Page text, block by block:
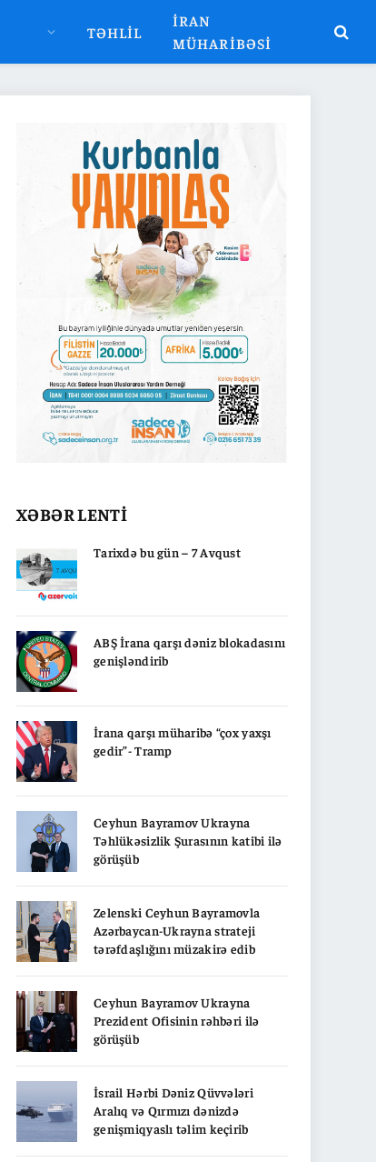
TƏHLIL
İRAN
MÜHARIBƏSI
XƏBƏR LENTİ
Tarixdə bu gün – 7 Avqust
ABŞ İrana qarşı dəniz blokadasını
genişləndirib
İrana qarşı müharibə “çox yaxşı
gedir”- Tramp
Ceyhun Bayramov Ukrayna
Təhlükəsizlik Şurasının katibi ilə
görüşüb
Zelenski Ceyhun Bayramovla
Azərbaycan-Ukrayna strateji
tərəfdaşlığını müzakirə edib
Ceyhun Bayramov Ukrayna
Prezident Ofisinin rəhbəri ilə
görüşüb
İsrail Hərbi Dəniz Qüvvələri
Aralıq və Qırmızı dənizdə
genişmiqyaslı təlim keçirib